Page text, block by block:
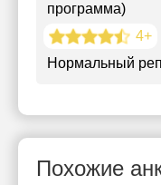
программа)
4+
Нормальный
Похожие